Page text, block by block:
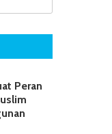
Peran